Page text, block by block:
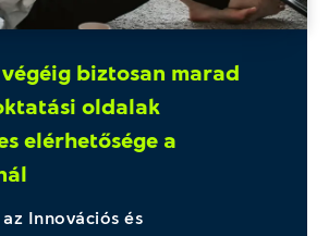
biztosan marad
oldalak
elérhetősége a
Innovációs és